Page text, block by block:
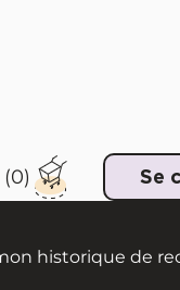
Se
historique de